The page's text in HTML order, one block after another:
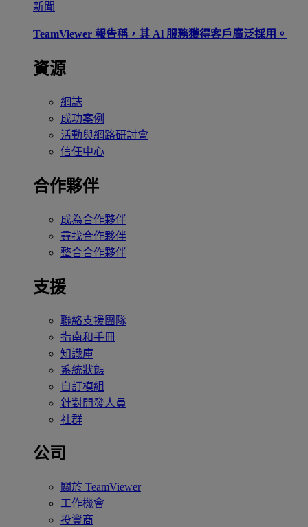
新聞
TeamViewer 報告稱，其 Al 服務獲得客戶廣泛採用。
資源
網誌
成功案例
活動與網路研討會
信任中心
合作夥伴
成為合作夥伴
尋找合作夥伴
整合合作夥伴
支援
聯絡支援團隊
指南和手冊
知識庫
系統狀態
自訂模組
針對開發人員
社群
公司
關於 TeamViewer
工作機會
投資商